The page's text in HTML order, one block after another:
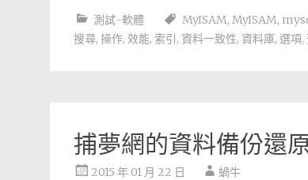
測試-軟體 MyISAM, MyISAM,
搜尋, 操作, 效能, 索引, 資料一致性, 資料庫, 選項,
捕夢網的資料備份還
2015 年 01 月 22 日 蝸牛